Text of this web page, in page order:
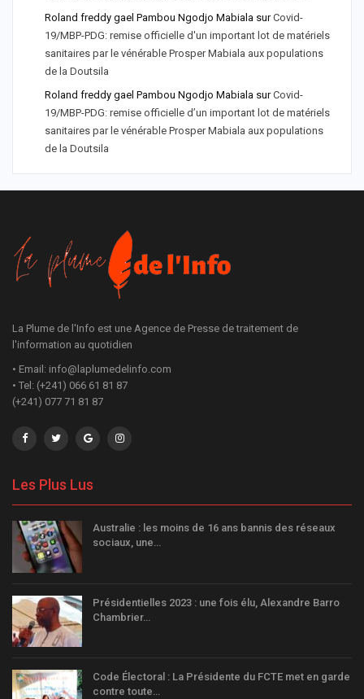
Roland freddy gael Pambou Ngodjo Mabiala surCovid-
19/MBP-PDG: remise officielle d'un important lot de matériels
sanitaires par le vénérable Prosper Mabiala aux populations
de la Doutsila
Roland freddy gael Pambou Ngodjo Mabiala surCovid-
19/MBP-PDG: remise officielle d’un important lot de matériels
sanitaires par le vénérable Prosper Mabiala aux populations
de la Doutsila
La Plume de l'Info est une Agence de Presse de traitement de
l'information au quotidien
• Email: info@laplumedelinfo.com
• Tel: (+241) 066 61 81 87
(+241) 077 71 81 87
Les Plus Lus
Australie : les moins de 16 ans bannis des réseaux
sociaux, une…
Présidentielles 2023 : une fois élu, Alexandre Barro
Chambrier…
Code Électoral : La Présidente du FCTE met en garde
contre toute…